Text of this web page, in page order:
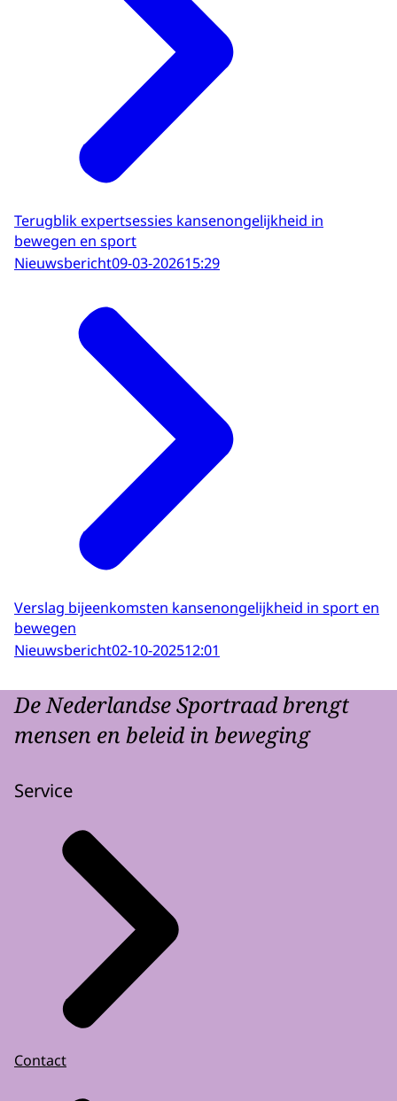
Terugblik expertsessies kansenongelijkheid in
bewegen en sport
Nieuwsbericht09-03-202615:29
Verslag bijeenkomsten kansenongelijkheid in sport en
bewegen
Nieuwsbericht02-10-202512:01
De Nederlandse Sportraad brengt
mensen en beleid in beweging
Service
Contact